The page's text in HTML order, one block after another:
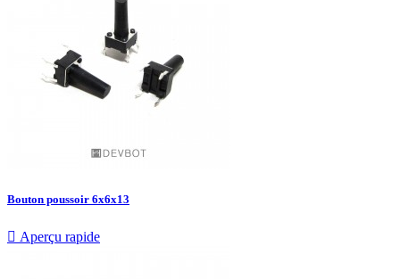
Bouton poussoir 6x6x13
 Aperçu rapide